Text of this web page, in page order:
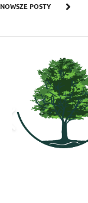
NOWSZE POSTY